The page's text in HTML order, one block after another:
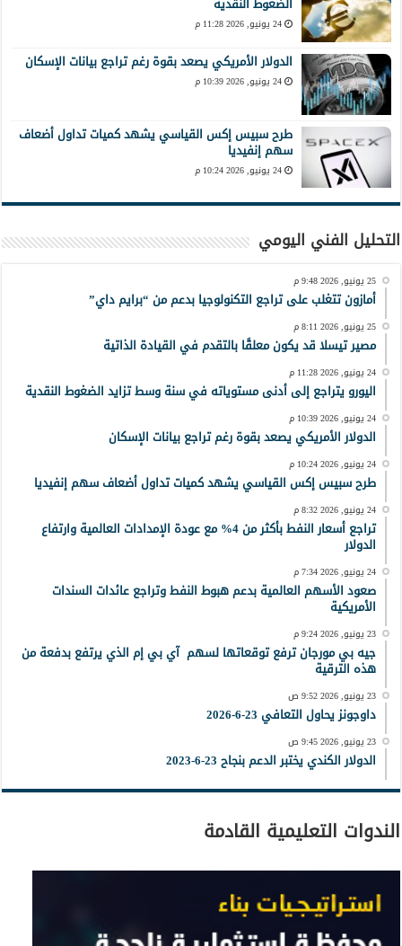
24 يونيو, 2026 11:28 م
الدولار الأمريكي يصعد بقوة رغم تراجع بيانات الإسكان
24 يونيو, 2026 10:39 م
طرح سبيس إكس القياسي يشهد كميات تداول أضعاف
سهم إنفيديا
24 يونيو, 2026 10:24 م
التحليل الفني اليومي
25 يونيو, 2026 9:48 م
أمازون تتغلب على تراجع التكنولوجيا بدعم من “برايم داي”
25 يونيو, 2026 8:11 م
مصير تيسلا قد يكون معلقًا بالتقدم في القيادة الذاتية
24 يونيو, 2026 11:28 م
اليورو يتراجع إلى أدنى مستوياته في سنة وسط تزايد الضغوط النقدية
24 يونيو, 2026 10:39 م
الدولار الأمريكي يصعد بقوة رغم تراجع بيانات الإسكان
24 يونيو, 2026 10:24 م
طرح سبيس إكس القياسي يشهد كميات تداول أضعاف سهم إنفيديا
24 يونيو, 2026 8:32 م
تراجع أسعار النفط بأكثر من 4% مع عودة الإمدادات العالمية وارتفاع
الدولار
24 يونيو, 2026 7:34 م
صعود الأسهم العالمية بدعم هبوط النفط وتراجع عائدات السندات
الأمريكية
23 يونيو, 2026 9:24 م
جيه بي مورجان ترفع توقعاتها لسهم آي بي إم الذي يرتفع بدفعة من
هذه الترقية
23 يونيو, 2026 9:52 ص
داوجونز يحاول التعافي 23-6-2026
23 يونيو, 2026 9:45 ص
الدولار الكندي يختبر الدعم بنجاح 23-6-2023
الندوات التعليمية القادمة